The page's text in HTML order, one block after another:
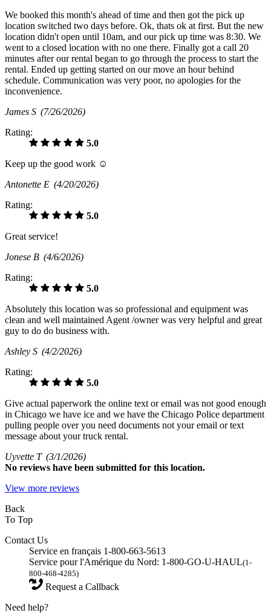
We booked this month's ahead of time and then got the pick up
location switched two days before. Ok, thats ok at first. But the new
location didn't open until 10am, and our pick up time was 8:30. We
went to a closed location with no one there. Finally got a call 20
minutes after our rental began to go through the process to start the
rental. Ended up getting started on our move an hour behind
schedule. Communication was very poor, no apologies for the
inconvenience.
James S (7/26/2026)
Rating:
5.0
Keep up the good work ☺️
Antonette E (4/20/2026)
Rating:
5.0
Great service!
Jonese B (4/6/2026)
Rating:
5.0
Absolutely this location was so professional and equipment was
clean and well maintained Agent /owner was very helpful and great
guy to do do business with.
Ashley S (4/2/2026)
Rating:
5.0
Give actual paperwork the online text or email was not good enough
in Chicago we have ice and we have the Chicago Police department
pulling people over you need documents not your email or text
message about your truck rental.
Uyvette T (3/1/2026)
No reviews have been submitted for this location.
View more reviews
Back
To Top
Contact Us
Service en français 1-800-663-5613
Service pour l'Amérique du Nord: 1-800-GO-U-HAUL(1-
800-468-4285)
Request a Callback
Need help?